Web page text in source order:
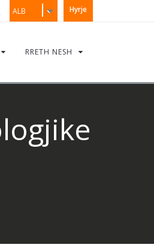
Hyrje
ALB
RRETH NESH